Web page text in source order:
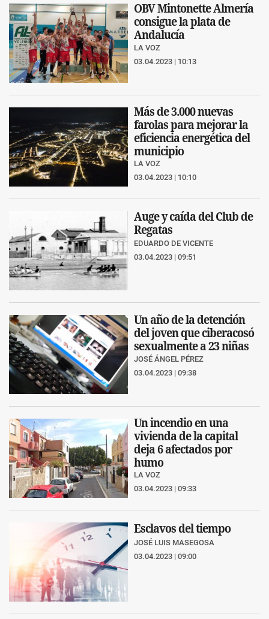
OBV Mintonette Almería
consigue la plata de
Andalucía
LA VOZ
03.04.2023 | 10:13
Más de 3.000 nuevas
farolas para mejorar la
eficiencia energética del
municipio
LA VOZ
03.04.2023 | 10:10
Auge y caída del Club de
Regatas
EDUARDO DE VICENTE
03.04.2023 | 09:51
Un año de la detención
del joven que ciberacosó
sexualmente a 23 niñas
JOSÉ ÁNGEL PÉREZ
03.04.2023 | 09:38
Un incendio en una
vivienda de la capital
deja 6 afectados por
humo
LA VOZ
03.04.2023 | 09:33
Esclavos del tiempo
JOSÉ LUIS MASEGOSA
03.04.2023 | 09:00